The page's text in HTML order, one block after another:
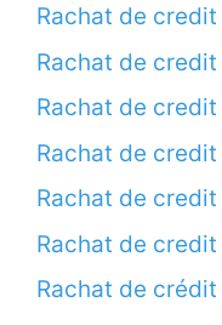
Rachat de credit
Rachat de credit
Rachat de
Rachat de credit
Rachat de
Rachat de
Rachat de